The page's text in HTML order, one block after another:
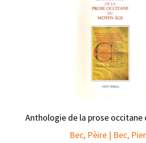
Anthologie de la prose occitane
Bec, Pèire | Bec,